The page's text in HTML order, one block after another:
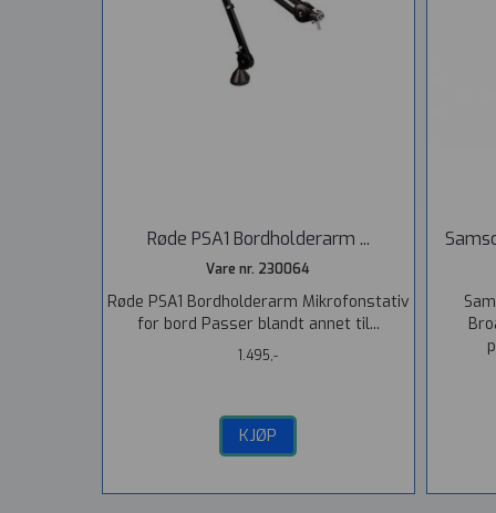
Røde PSA1 Bordholderarm ...
Vare nr. 230064
Røde PSA1 Bordholderarm Mikrofonstativ
for bord Passer blandt annet til...
1.495,-
KJØP